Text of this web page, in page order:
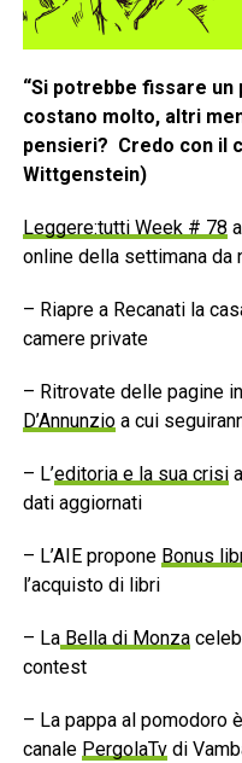
“Si potrebbe fissare
costano molto, altri
pensieri? Credo con il
Wittgenstein)
Leggere:tutti Week # 78
online della settimana da
– Riapre a Recanati la
camere private
– Ritrovate delle pagine
D’Annunzioa cui
– L’editoria e la sua crisi
dati aggiornati
– L’AIE propone Bonus
l’acquisto di libri
– LaBella di Monza
contest
– La pappa al pomodoro
canale PergolaTvdi